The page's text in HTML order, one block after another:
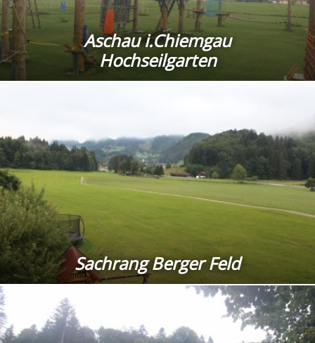
Aschau i.Chiemgau
Hochseilgarten
Sachrang Berger Feld